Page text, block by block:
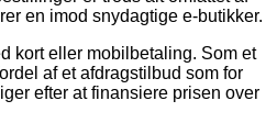
en imod snydagtige e-butikker.
kort eller mobilbetaling. Som et
af et afdragstilbud som for
efter at finansiere prisen over